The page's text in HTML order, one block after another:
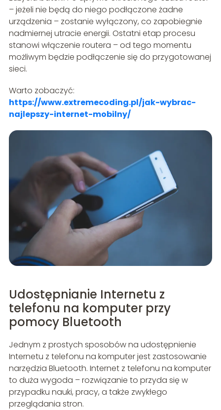
– jeżeli nie będą do niego podłączone żadne
urządzenia – zostanie wyłączony, co zapobiegnie
nadmiernej utracie energii. Ostatni etap procesu
stanowi włączenie routera – od tego momentu
możliwym będzie podłączenie się do przygotowanej
sieci.
Warto zobaczyć:
https://www.extremecoding.pl/jak-wybrac-
najlepszy-internet-mobilny/
Udostępnianie Internetu z
telefonu na komputer przy
pomocy Bluetooth
Jednym z prostych sposobów na udostępnienie
Internetu z telefonu na komputer jest zastosowanie
narzędzia Bluetooth. Internet z telefonu na komputer
to duża wygoda – rozwiązanie to przyda się w
przypadku nauki, pracy, a także zwykłego
przeglądania stron.